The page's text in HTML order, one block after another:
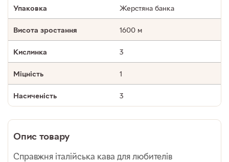
Упаковка Жерстяна банка
Висота зростання 1600 м
Кислинка 3
Міцність 1
Насиченість 3
Опис товару
Справжня італійська кава для любителів